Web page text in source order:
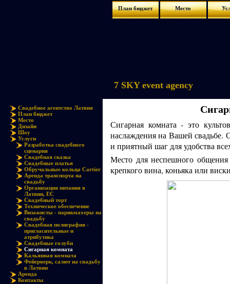
План бюджет Место
Свадебное агентство Латвия
План бюджет
Место
Дизайн
Шоу
Услуги
Разработка свадебного
сценария
Свадебная сказка
Свадебные платья
Обручальные кольца Cartier
Аренда транспорта на
свадьбу
Организация питания в
Латвии, ЕС
Свадебный торт
Техническое обеспечение
Визажисты - парикмахеры на
свадьбу
Свадебная полиграфия -
пригласительные и
атрибутика
Свадебные голуби
Сигарная комната
Кальянная комната
Фейерверк, салют на свадьбу
в Латвии
Аренда
Контакты
7 SKY event agency
Сигарная комната - это
наслаждения на Вашей свадьбе.
и приятный шаг для удобства
Место для неспешного
крепкого вина, коньяка или